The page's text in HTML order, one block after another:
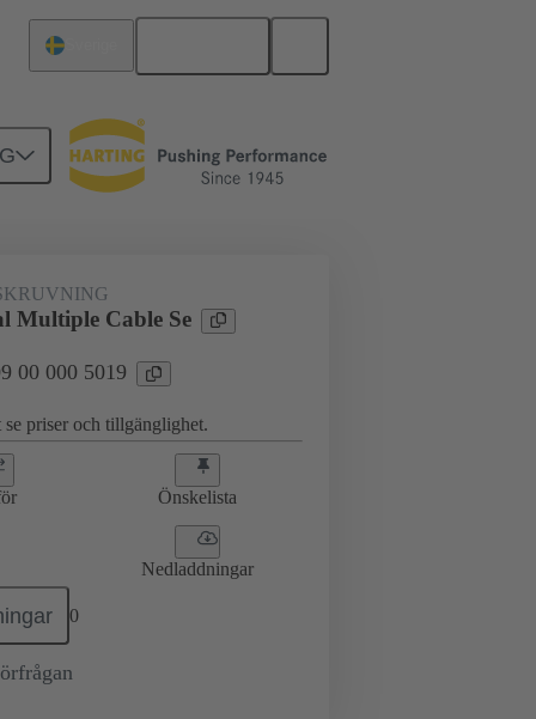
09 00 000 5019
Multiple Cable Se
00 000 5019
priser och tillgänglighet.
Önskelista
Nedladdningar
0